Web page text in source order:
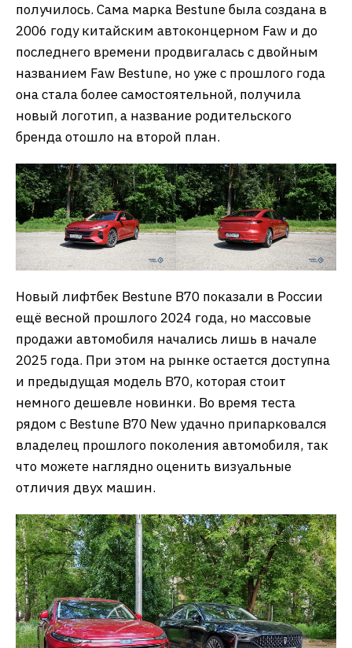
получилось. Сама марка Bestune была создана в
2006 году китайским автоконцерном Faw и до
последнего времени продвигалась с двойным
названием Faw Bestune, но уже с прошлого года
она стала более самостоятельной, получила
новый логотип, а название родительского
бренда отошло на второй план.
Новый лифтбек Bestune B70 показали в России
ещё весной прошлого 2024 года, но массовые
продажи автомобиля начались лишь в начале
2025 года. При этом на рынке остается доступна
и предыдущая модель B70, которая стоит
немного дешевле новинки. Во время теста
рядом с Bestune B70 New удачно припарковался
владелец прошлого поколения автомобиля, так
что можете наглядно оценить визуальные
отличия двух машин.